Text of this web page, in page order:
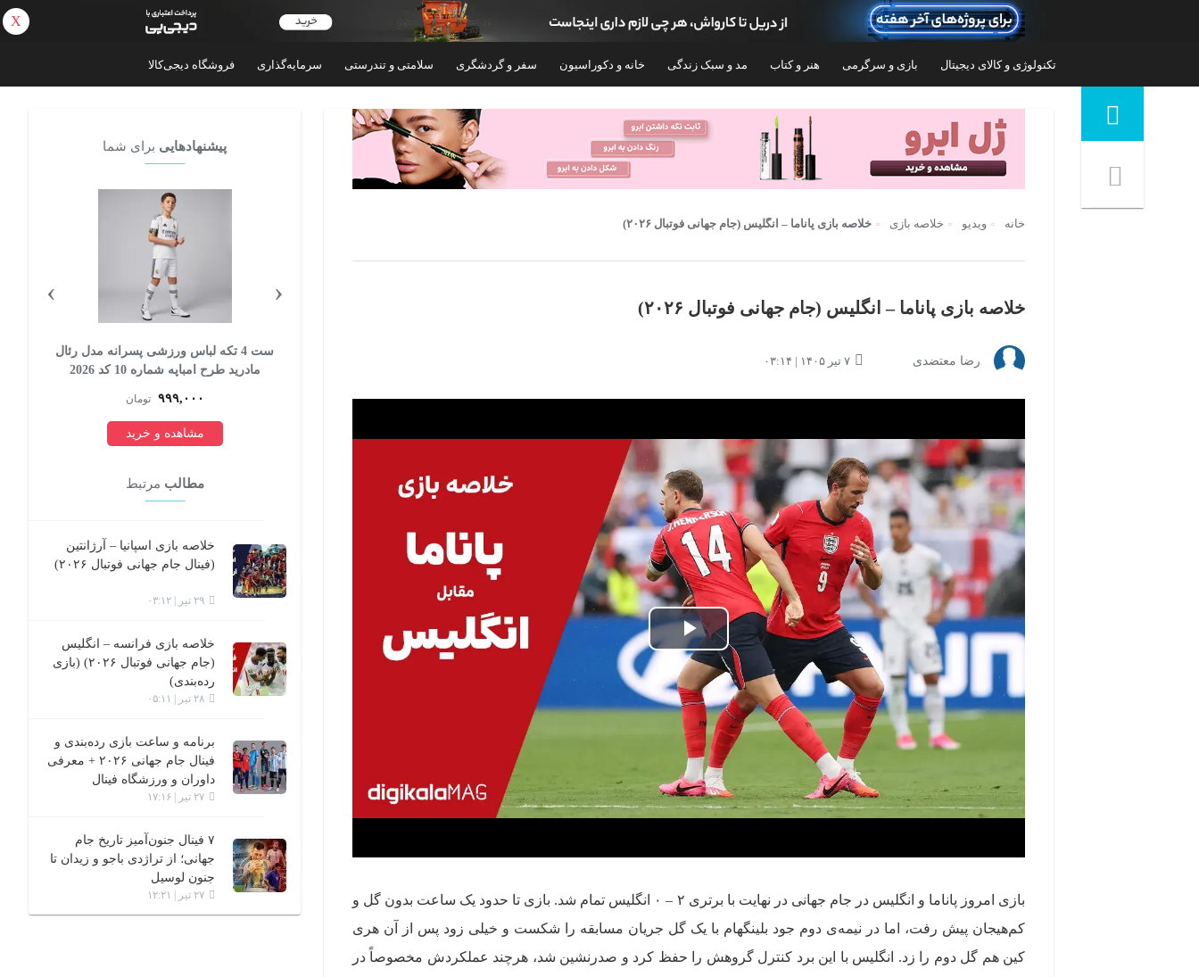
تکنولوژی و کالای دیجیتال بازی و سرگرمی هنر و کتاب مد و سبک زندگی خانه و دکوراسیون سفر و گردشگری سلامتی و تندرستی سرمایه‌گذاری فروشگاه دیجی‌کالا
منوی ناوبری خرده نان
خانه ویدیو خلاصه بازی خلاصه بازی پاناما – انگلیس (جام جهانی فوتبال ۲۰۲۶)
خلاصه بازی پاناما – انگلیس (جام جهانی فوتبال ۲۰۲۶)
رضا معتضدی ۷ تیر ۱۴۰۵ | ۰۳:۱۴
پخش
ویدیو
بازی امروز پاناما و انگلیس در جام جهانی در نهایت با برتری ۲ – ۰ انگلیس تمام شد. بازی تا حدود یک ساعت بدون گل و
کم‌هیجان پیش رفت، اما در نیمه‌ی دوم جود بلینگهام با یک گل جریان مسابقه را شکست و خیلی زود پس از آن هری
کین هم گل دوم را زد. انگلیس با این برد کنترل گروهش را حفظ کرد و صدرنشین شد، هرچند عملکردش مخصوصاً در
پیشنهادهایی برای شما
ست 3 تکه لباس ورزشی پسرانه مدل بارسلونا
طرح یامال LG 2027
۸۸۸,۰۰۰ تومان ۵۱۰,۰۰۰ تومان ۶۹۸,۰۰۰ تومان
ست 4 تکه لباس ورزشی پسرانه مدل رئال
مادرید طرح امباپه شماره 10 کد 2026
۹۹۹,۰۰۰ تومان
مشاهده و خرید
‹
›
مطالب مرتبط
خلاصه بازی اسپانیا – آرژانتین
(فینال جام جهانی فوتبال ۲۰۲۶)
۲۹ تیر | ۰۳:۱۲
خلاصه بازی فرانسه – انگلیس
(جام جهانی فوتبال ۲۰۲۶) (بازی
رده‌بندی)
۲۸ تیر | ۰۵:۱۱
برنامه و ساعت بازی رده‌بندی و
فینال جام جهانی ۲۰۲۶ + معرفی
داوران و ورزشگاه فینال
۲۷ تیر | ۱۷:۱۶
۷ فینال جنون‌آمیز تاریخ جام
جهانی؛ از تراژدی باجو و زیدان تا
جنون لوسیل
۲۷ تیر | ۱۲:۲۱
X